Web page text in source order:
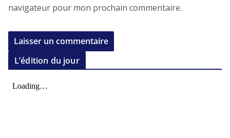
navigateur pour mon prochain commentaire.
L’édition du jour